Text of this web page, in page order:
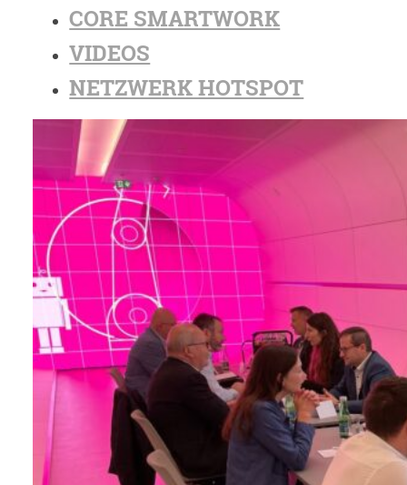
CORE SMARTWORK
VIDEOS
NETZWERK HOTSPOT